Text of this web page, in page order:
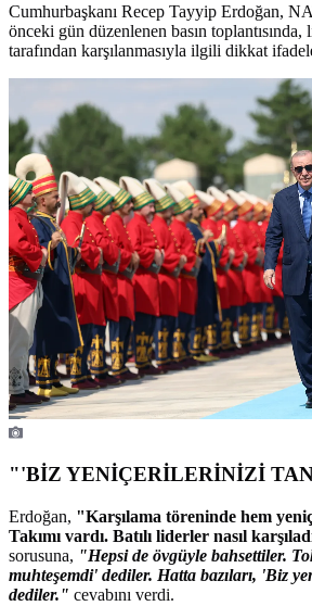
Cumhurbaşkanı Recep Tayyip Erdoğan,
önceki gün düzenlenen basın
tarafından karşılanmasıyla ilgili dikkat
"'BİZ YENİÇERİLERİNİZİ
Erdoğan, "Karşılama töreninde hem
Takımı vardı. Batılı liderler nasıl
sorusuna, "Hepsi de övgüyle bahsettiler.
muhteşemdi' dediler. Hatta bazıları, 'Biz
dediler." cevabını verdi.